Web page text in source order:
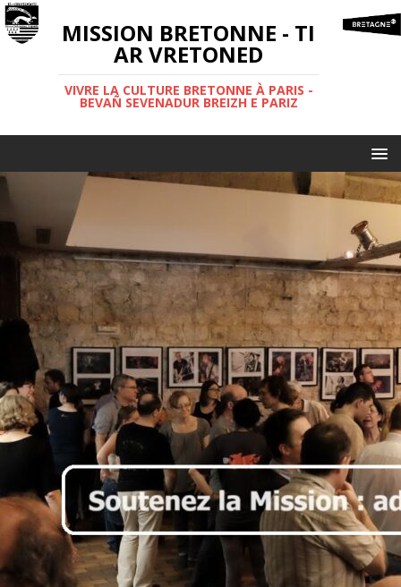
MISSION BRETONNE - TI
AR VRETONED
VIVRE LA CULTURE BRETONNE À PARIS -
BEVAÑ SEVENADUR BREIZH E PARIZ